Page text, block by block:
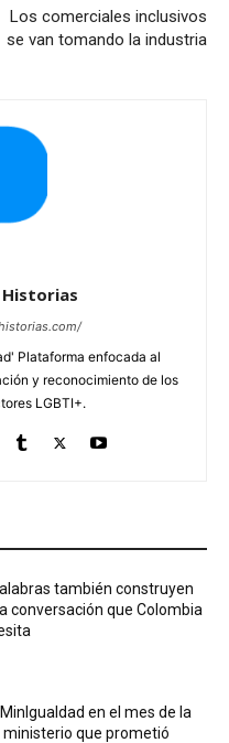
Los comerciales inclusivos
se van tomando la industria
Historias
Plataforma enfocada al
y reconocimiento de los
LGBTI+.
también construyen
conversación que Colombia
en el mes de la
ministerio que prometió